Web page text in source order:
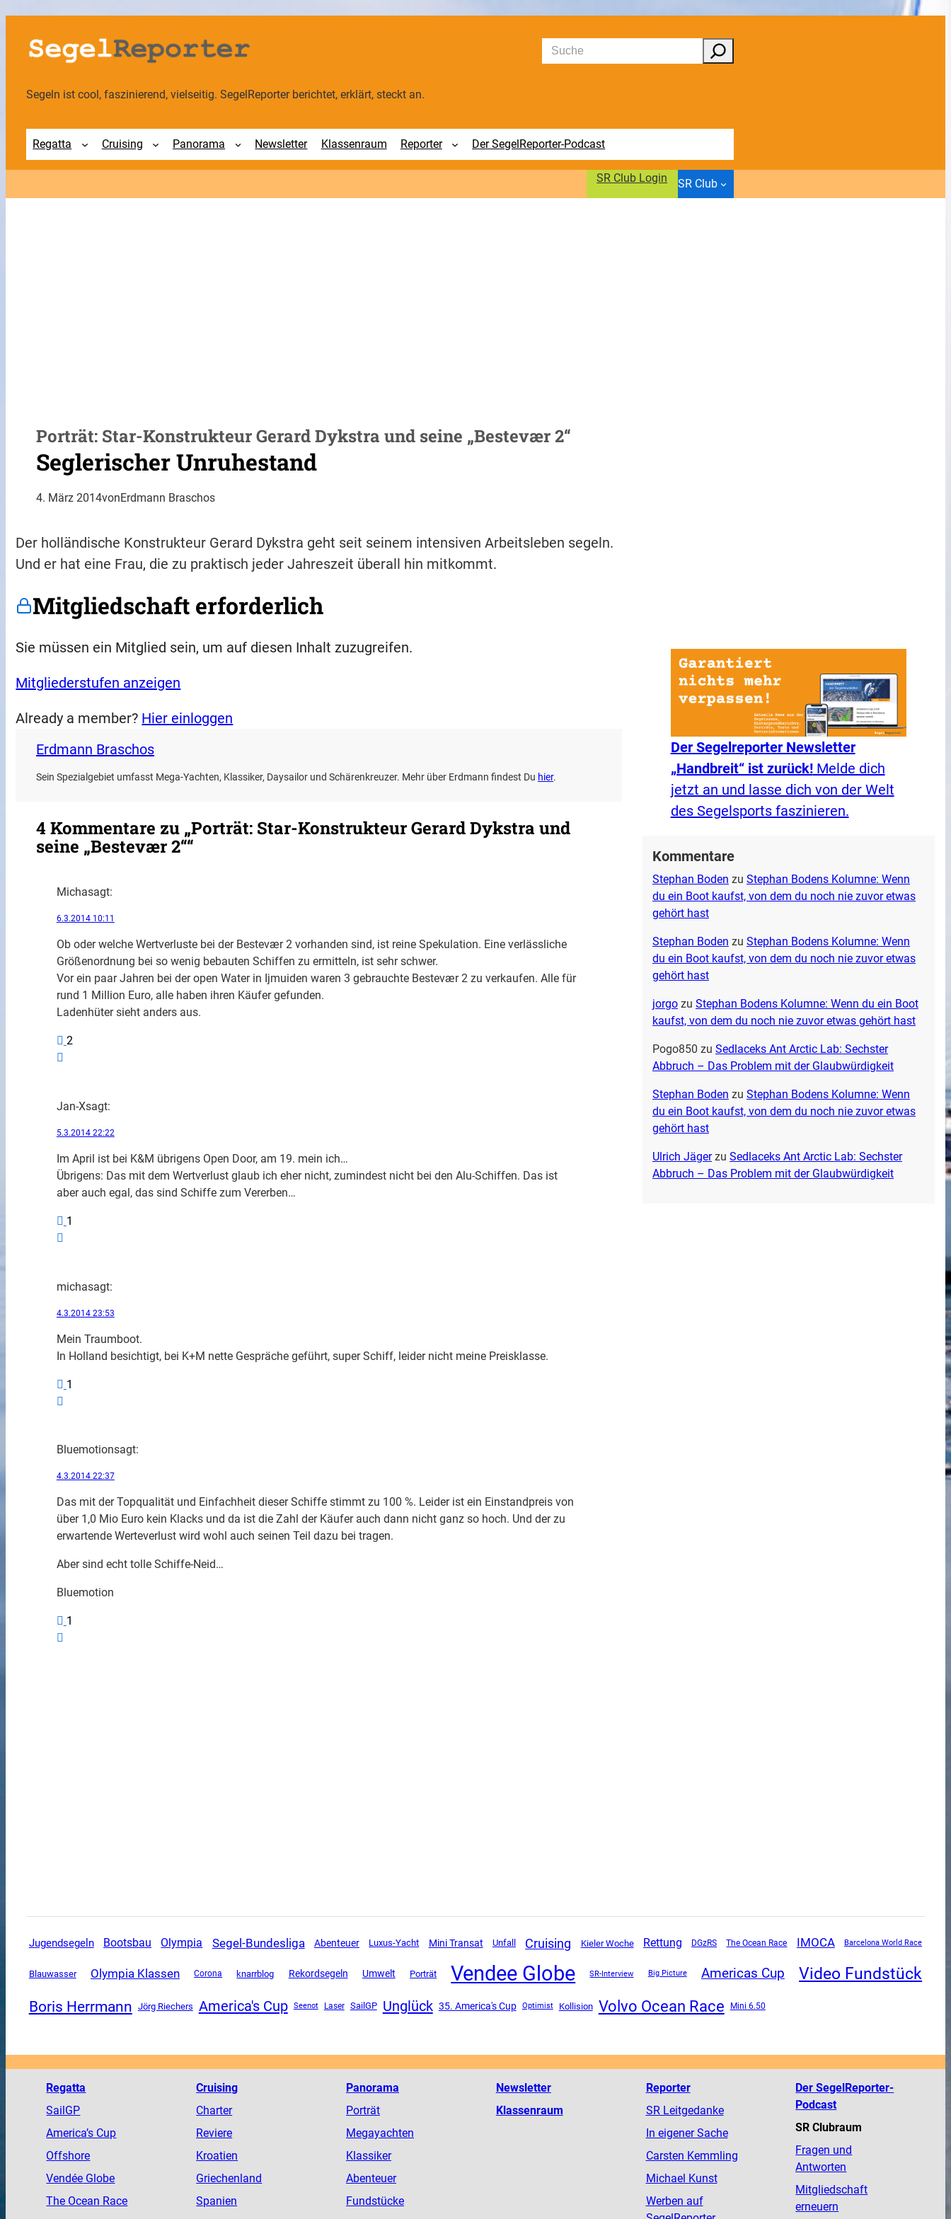
Zum
Inhalt
springen
Suchen
Segeln ist cool, faszinierend, vielseitig. SegelReporter berichtet, erklärt, steckt an.
Regatta Cruising Panorama Newsletter Klassenraum Reporter Der SegelReporter-Podcast
SR Club Login SR Club
Porträt: Star-Konstrukteur Gerard Dykstra und seine „Bestevær 2“
Seglerischer Unruhestand
4. März 2014vonErdmann Braschos
Der holländische Konstrukteur Gerard Dykstra geht seit seinem intensiven Arbeitsleben segeln.
Und er hat eine Frau, die zu praktisch jeder Jahreszeit überall hin mitkommt.
Mitgliedschaft erforderlich
Sie müssen ein Mitglied sein, um auf diesen Inhalt zuzugreifen.
Mitgliederstufen anzeigen
Already a member? Hier einloggen
Erdmann Braschos
Sein Spezialgebiet umfasst Mega-Yachten, Klassiker, Daysailor und Schärenkreuzer. Mehr über Erdmann findest Du hier.
4 Kommentare zu „Porträt: Star-Konstrukteur Gerard Dykstra und
seine „Bestevær 2““
Michasagt:
6.3.2014 10:11
Ob oder welche Wertverluste bei der Bestevær 2 vorhanden sind, ist reine Spekulation. Eine verlässliche
Größenordnung bei so wenig bebauten Schiffen zu ermitteln, ist sehr schwer.
Vor ein paar Jahren bei der open Water in Ijmuiden waren 3 gebrauchte Bestevær 2 zu verkaufen. Alle für
rund 1 Million Euro, alle haben ihren Käufer gefunden.
Ladenhüter sieht anders aus.
2
Jan-Xsagt:
5.3.2014 22:22
Im April ist bei K&M übrigens Open Door, am 19. mein ich…
Übrigens: Das mit dem Wertverlust glaub ich eher nicht, zumindest nicht bei den Alu-Schiffen. Das ist
aber auch egal, das sind Schiffe zum Vererben…
1
michasagt:
4.3.2014 23:53
Mein Traumboot.
In Holland besichtigt, bei K+M nette Gespräche geführt, super Schiff, leider nicht meine Preisklasse.
1
Bluemotionsagt:
4.3.2014 22:37
Das mit der Topqualität und Einfachheit dieser Schiffe stimmt zu 100 %. Leider ist ein Einstandpreis von
über 1,0 Mio Euro kein Klacks und da ist die Zahl der Käufer auch dann nicht ganz so hoch. Und der zu
erwartende Werteverlust wird wohl auch seinen Teil dazu bei tragen.
Aber sind echt tolle Schiffe-Neid…
Bluemotion
1
Der Segelreporter Newsletter
„Handbreit“ ist zurück!Melde dich
jetzt an und lasse dich von der Welt
des Segelsports faszinieren.
Kommentare
Stephan Boden zu Stephan Bodens Kolumne: Wenn
du ein Boot kaufst, von dem du noch nie zuvor etwas
gehört hast
Stephan Boden zu Stephan Bodens Kolumne: Wenn
du ein Boot kaufst, von dem du noch nie zuvor etwas
gehört hast
jorgozu Stephan Bodens Kolumne: Wenn du ein Boot
kaufst, von dem du noch nie zuvor etwas gehört hast
Pogo850 zu Sedlaceks Ant Arctic Lab: Sechster
Abbruch – Das Problem mit der Glaubwürdigkeit
Stephan Boden zu Stephan Bodens Kolumne: Wenn
du ein Boot kaufst, von dem du noch nie zuvor etwas
gehört hast
Ulrich Jägerzu Sedlaceks Ant Arctic Lab: Sechster
Abbruch – Das Problem mit der Glaubwürdigkeit
Jugendsegeln Bootsbau Olympia Segel-Bundesliga Abenteuer Luxus-Yacht Mini Transat Unfall Cruising Kieler Woche Rettung DGzRS The Ocean Race IMOCA Barcelona World Race
Blauwasser Olympia Klassen Corona knarrblog Rekordsegeln Umwelt Porträt Vendee Globe SR-Interview Big Picture Americas Cup Video Fundstück
Boris Herrmann Jörg Riechers America's Cup Seenot Laser SailGP Unglück 35. America's Cup Optimist Kollision Volvo Ocean Race Mini 6.50
Regatta
SailGP
America’s Cup
Offshore
Vendée Globe
The Ocean Race
Cruising
Charter
Reviere
Kroatien
Griechenland
Spanien
Panorama
Porträt
Megayachten
Klassiker
Abenteuer
Fundstücke
Newsletter
Klassenraum
Reporter
SR Leitgedanke
In eigener Sache
Carsten Kemmling
Michael Kunst
Werben auf
Der SegelReporter-
Podcast
SR Clubraum
Fragen und
Antworten
Mitgliedschaft
erneuern